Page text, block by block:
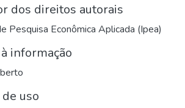
dos direitos autorais
Pesquisa Econômica Aplicada (Ipea)
informação
uso